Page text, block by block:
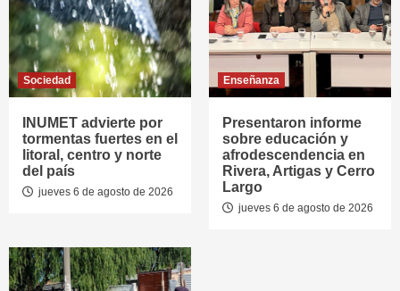
Sociedad
INUMET advierte por
tormentas fuertes en el
litoral, centro y norte
del país
jueves 6 de agosto de 2026
Enseñanza
Presentaron informe
sobre educación y
afrodescendencia en
Rivera, Artigas y Cerro
Largo
jueves 6 de agosto de 2026